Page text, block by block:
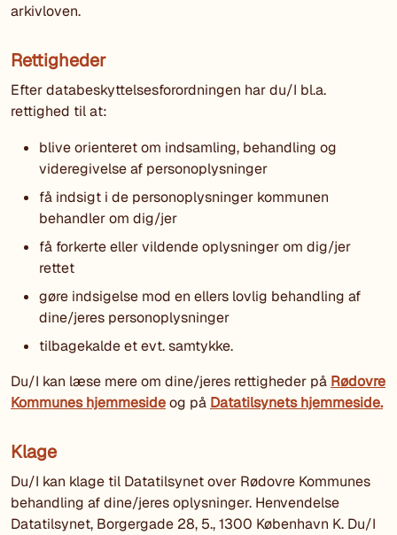
arkivloven.
Rettigheder
Efter databeskyttelsesforordningen har du/I bl.a.
rettighed til at:
blive orienteret om indsamling, behandling og
videregivelse af personoplysninger
få indsigt i de personoplysninger kommunen
behandler om dig/jer
få forkerte eller vildende oplysninger om dig/jer
rettet
gøre indsigelse mod en ellers lovlig behandling af
dine/jeres personoplysninger
tilbagekalde et evt. samtykke.
Du/I kan læse mere om dine/jeres rettigheder på Rødovre
Kommunes hjemmesideog på Datatilsynets hjemmeside.
Klage
Du/I kan klage til Datatilsynet over Rødovre Kommunes
behandling af dine/jeres oplysninger. Henvendelse
Datatilsynet, Borgergade 28, 5., 1300 København K. Du/I